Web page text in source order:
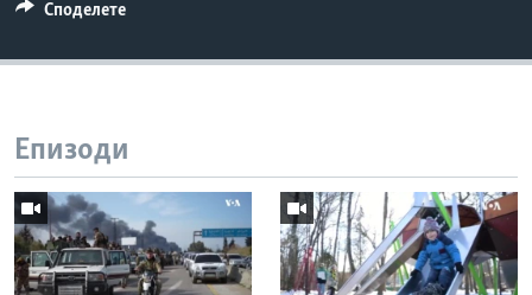
Споделете
Епизоди